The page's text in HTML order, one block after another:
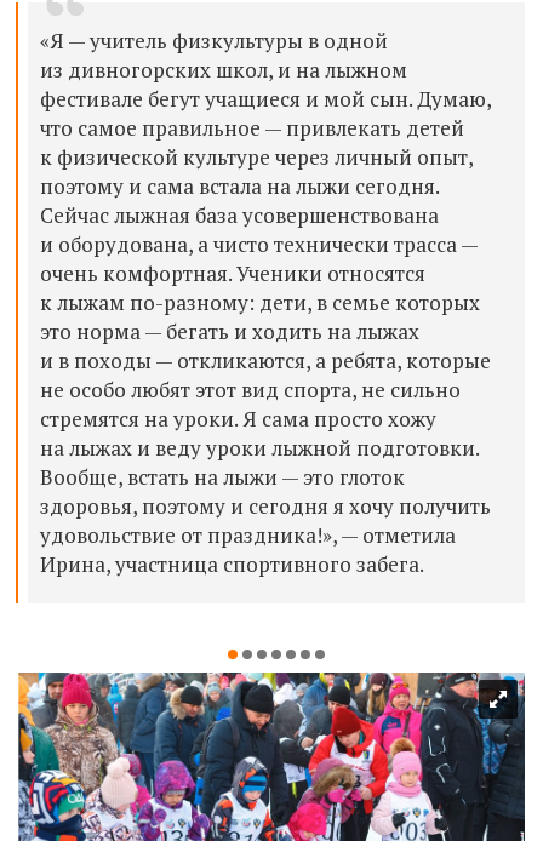
«Я — учитель физкультуры в одной
из дивногорских школ, и на лыжном
фестивале бегут учащиеся и мой сын. Думаю,
что самое правильное — привлекать детей
к физической культуре через личный опыт,
поэтому и сама встала на лыжи сегодня.
Сейчас лыжная база усовершенствована
и оборудована, а чисто технически трасса —
очень комфортная. Ученики относятся
к лыжам по-разному: дети, в семье которых
это норма — бегать и ходить на лыжах
и в походы — откликаются, а ребята, которые
не особо любят этот вид спорта, не сильно
стремятся на уроки. Я сама просто хожу
на лыжах и веду уроки лыжной подготовки.
Вообще, встать на лыжи — это глоток
здоровья, поэтому и сегодня я хочу получить
удовольствие от праздника!», — отметила
Ирина, участница спортивного забега.